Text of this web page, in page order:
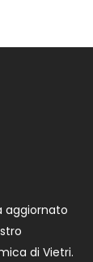
aggiornato
di Vietri.